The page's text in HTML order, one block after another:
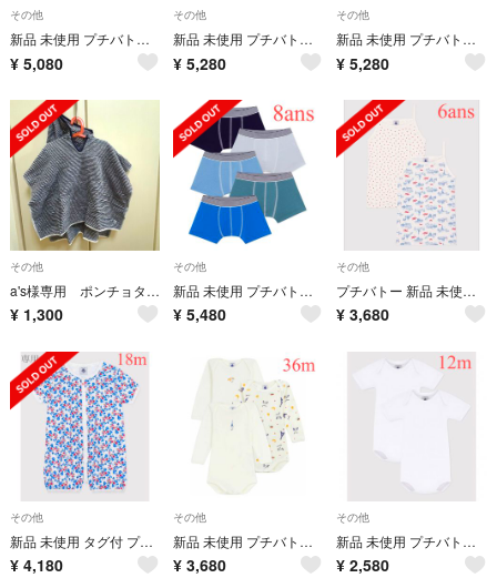
その他
新品 未使用 プチバトー ショーツ ５枚組 新作 エッフェル塔 ハート 5ans
¥ 5,080
その他
新品 未使用 プチバトー ショーツ ５枚組 新作 エッフェル塔 ハート 8ans
¥ 5,280
その他
新品 未使用 プチバトー ショーツ ５枚組 エッフェル塔 ハート 10ans
¥ 5,280
その他
a's様専用 ポンチョタオル バスローブ プチバトー
¥ 1,300
その他
新品 未使用 プチバトー トランクス 5枚組 ボクサー 無地 8ans
¥ 5,480
その他
プチバトー 新品 未使用 キャミソール パリ 名所 ハート ２枚組 6ans
¥ 3,680
その他
新品 未使用 タグ付 プチバトー ショート ロンパース フラワー 18m
¥ 4,180
その他
新品 未使用 プチバトー 長袖 ボディ３枚組 パリ エッフェル塔 36m
¥ 3,680
その他
新品 未使用 プチバトー 半袖 ボディ２枚組 12m
¥ 2,580